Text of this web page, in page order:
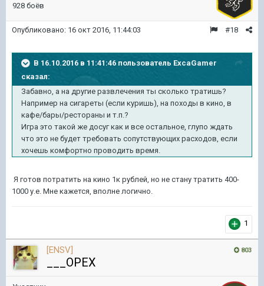
928 боёв
#18
Опубликовано: 16 окт 2016, 11:44:03
В 16.10.2016 в 11:41:46 пользователь ExcaGamer
сказал:
Забавно, а на другие развлечения ты сколько тратишь?
Например на сигареты (если куришь), на походы в кино, в
кафе/бары/рестораны и т.п.?
Игра это такой же досуг как и все остальное, глупо ждать
что это не будет требовать сопутствующих расходов, если
хочешь комфортно проводить время.
Я готов потратить на кино 1к рублей, но не стану тратить 400-
1000 у.е. Мне кажется, вполне логично.
1
803
[ENSV]
___OPEX